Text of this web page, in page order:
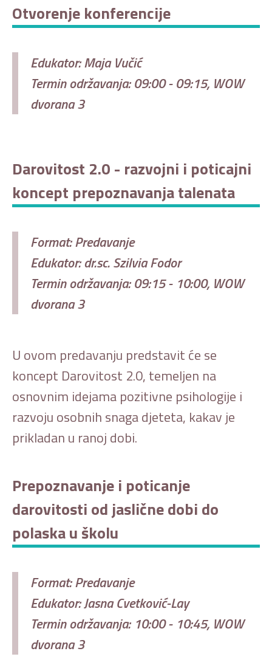
Otvorenje konferencije
Edukator: Maja Vučić
Termin održavanja: 09:00 - 09:15, WOW
dvorana 3
Darovitost 2.0 - razvojni i poticajni
koncept prepoznavanja talenata
Format: Predavanje
Edukator: dr.sc. Szilvia Fodor
Termin održavanja: 09:15 - 10:00, WOW
dvorana 3
U ovom predavanju predstavit će se
koncept Darovitost 2.0, temeljen na
osnovnim idejama pozitivne psihologije i
razvoju osobnih snaga djeteta, kakav je
prikladan u ranoj dobi.
Prepoznavanje i poticanje
darovitosti od jaslične dobi do
polaska u školu
Format: Predavanje
Edukator: Jasna Cvetković-Lay
Termin održavanja: 10:00 - 10:45, WOW
dvorana 3